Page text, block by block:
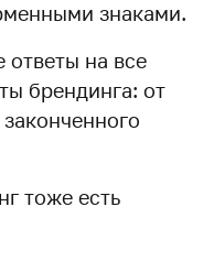
знаками.
ответы на все
брендинга: от
тоже есть